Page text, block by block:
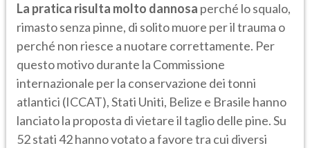
La pratica risulta molto dannosa perché lo squalo,
rimasto senza pinne, di solito muore per il trauma o
perché non riesce a nuotare correttamente. Per
questo motivo durante la Commissione
internazionale per la conservazione dei tonni
atlantici (ICCAT), Stati Uniti, Belize e Brasile hanno
lanciato la proposta di vietare il taglio delle pine. Su
52 stati 42 hanno votato a favore tra cui diversi